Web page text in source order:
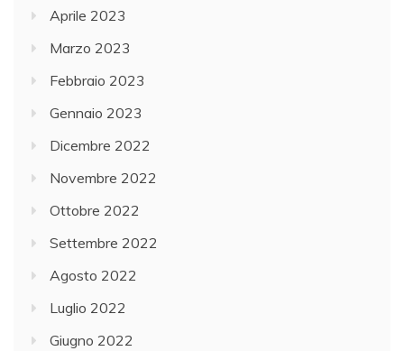
Aprile 2023
Marzo 2023
Febbraio 2023
Gennaio 2023
Dicembre 2022
Novembre 2022
Ottobre 2022
Settembre 2022
Agosto 2022
Luglio 2022
Giugno 2022